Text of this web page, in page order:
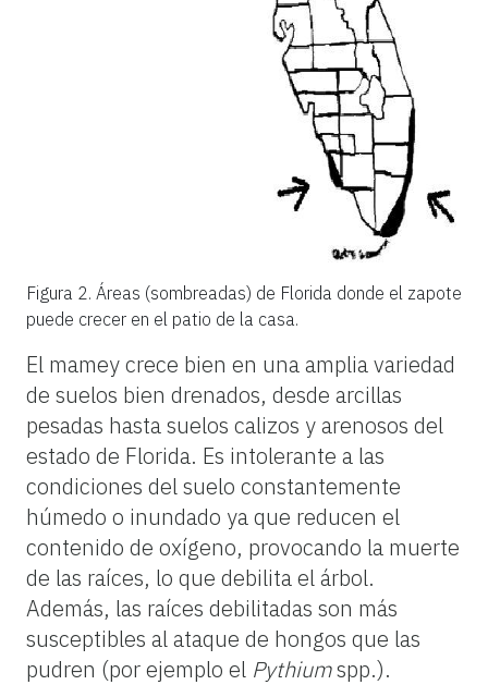
Figura 2. Áreas (sombreadas) de Florida donde el zapote
puede crecer en el patio de la casa.
El mamey crece bien en una amplia variedad
de suelos bien drenados, desde arcillas
pesadas hasta suelos calizos y arenosos del
estado de Florida. Es intolerante a las
condiciones del suelo constantemente
húmedo o inundado ya que reducen el
contenido de oxígeno, provocando la muerte
de las raíces, lo que debilita el árbol.
Además, las raíces debilitadas son más
susceptibles al ataque de hongos que las
pudren (por ejemplo el Pythiumspp.).